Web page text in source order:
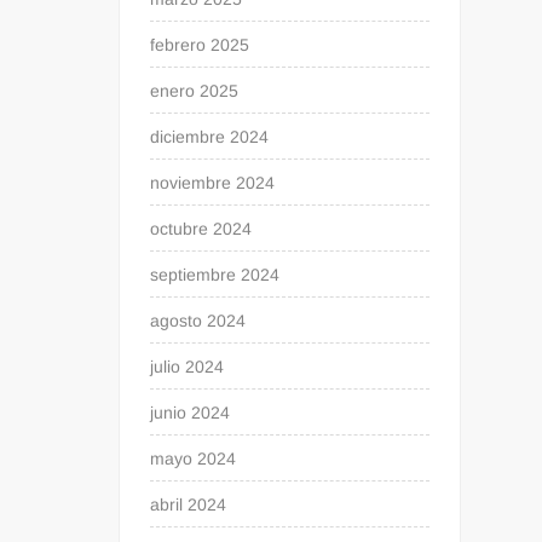
febrero 2025
enero 2025
diciembre 2024
noviembre 2024
octubre 2024
septiembre 2024
agosto 2024
julio 2024
junio 2024
mayo 2024
abril 2024